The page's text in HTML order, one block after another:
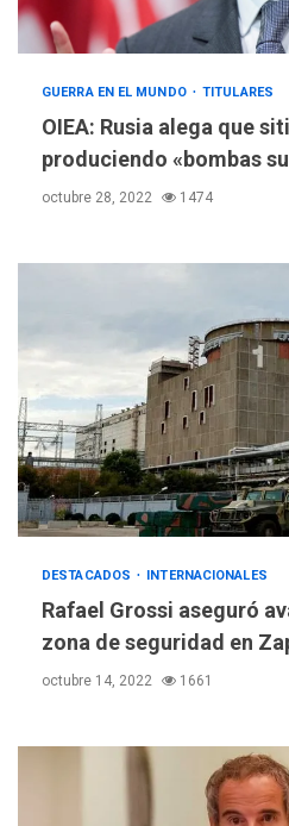
GUERRA EN EL MUNDO TITULARES
OIEA: Rusia alega que
produciendo «bombas
octubre 28, 2022 1474
DESTACADOS INTERNACIONALES
Rafael Grossi aseguró
zona de seguridad en
octubre 14, 2022 1661